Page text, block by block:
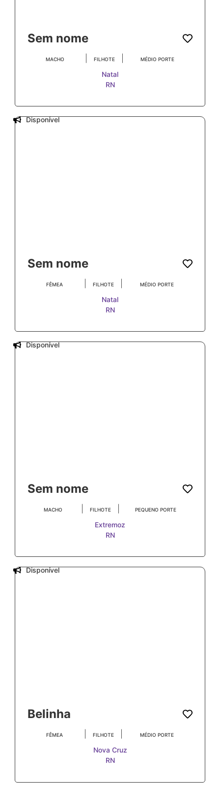
Sem nome
MACHO FILHOTE MÉDIO PORTE
Natal
RN
Sem nome
FÊMEA FILHOTE MÉDIO PORTE
Natal
RN
Disponível
Sem nome
MACHO FILHOTE PEQUENO PORTE
Extremoz
RN
Disponível
Belinha
FÊMEA FILHOTE MÉDIO PORTE
Nova Cruz
RN
Disponível